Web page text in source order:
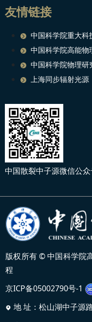
友情链接
中国科学院重大科
中国科学院高能物
中国科学院物理研
上海同步辐射光源
中国散裂中子源微信公
版权所有 © 中国科学院
程
京ICP备05002790号-1
地 址：松山湖中子